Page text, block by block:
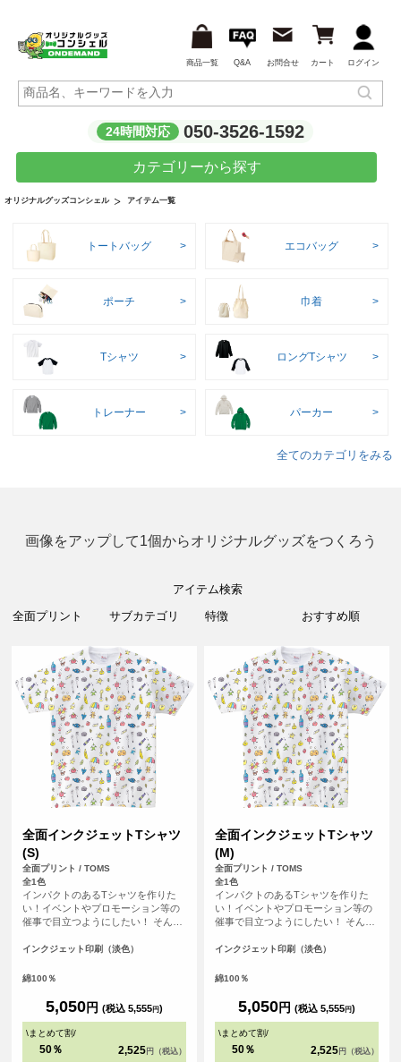
商品一覧 Q&A お問合せ カート ログイン
24時間対応 050-3526-1592
カテゴリーから探す
オリジナルグッズコンシェル アイテム一覧
トートバッグ エコバッグ
ポーチ 巾着
Tシャツ ロングTシャツ
トレーナー パーカー
全てのカテゴリをみる
画像をアップして1個からオリジナルグッズをつくろう
アイテム検索
全面インクジェットTシャツ
(S)
全面プリント / TOMS
全1色
インパクトのあるTシャツを作りた
い！イベントやプロモーション等の
催事で目立つようにしたい！ そんな
ントできるTシャツです。首元から袖
所にプリントを入れることができま
伸びにくく耐久性の高い、5.6オンス
生地のTシャツを使用。せっかくデザ
インした全面プリントも剥がれるこ
用しています。
インクジェット印刷（淡色）
綿100％
5,050円 (税込 5,555円)
\まとめて割/
50％ 2,525 円（税込）
全面インクジェットTシャツ
(M)
全面プリント / TOMS
全1色
インパクトのあるTシャツを作りた
い！イベントやプロモーション等の
催事で目立つようにしたい！ そんな
ントできるTシャツです。首元から袖
所にプリントを入れることができま
伸びにくく耐久性の高い、5.6オンス
生地のTシャツを使用。せっかくデザ
インした全面プリントも剥がれるこ
用しています。
インクジェット印刷（淡色）
綿100％
5,050円 (税込 5,555円)
\まとめて割/
50％ 2,525 円（税込）